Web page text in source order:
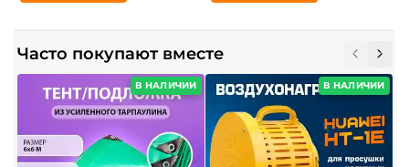
Часто покупают вместе
В НАЛИЧИИ В НАЛИЧИИ